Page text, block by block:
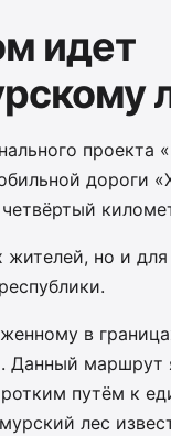
идет
проекта
дороги
но и для
в
Данный маршрут
путём к
лес